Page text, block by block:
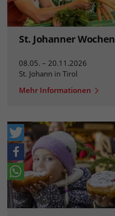
St. Johanner
08.05. – 20.11.2026
St. Johann in Tirol
Mehr Informationen